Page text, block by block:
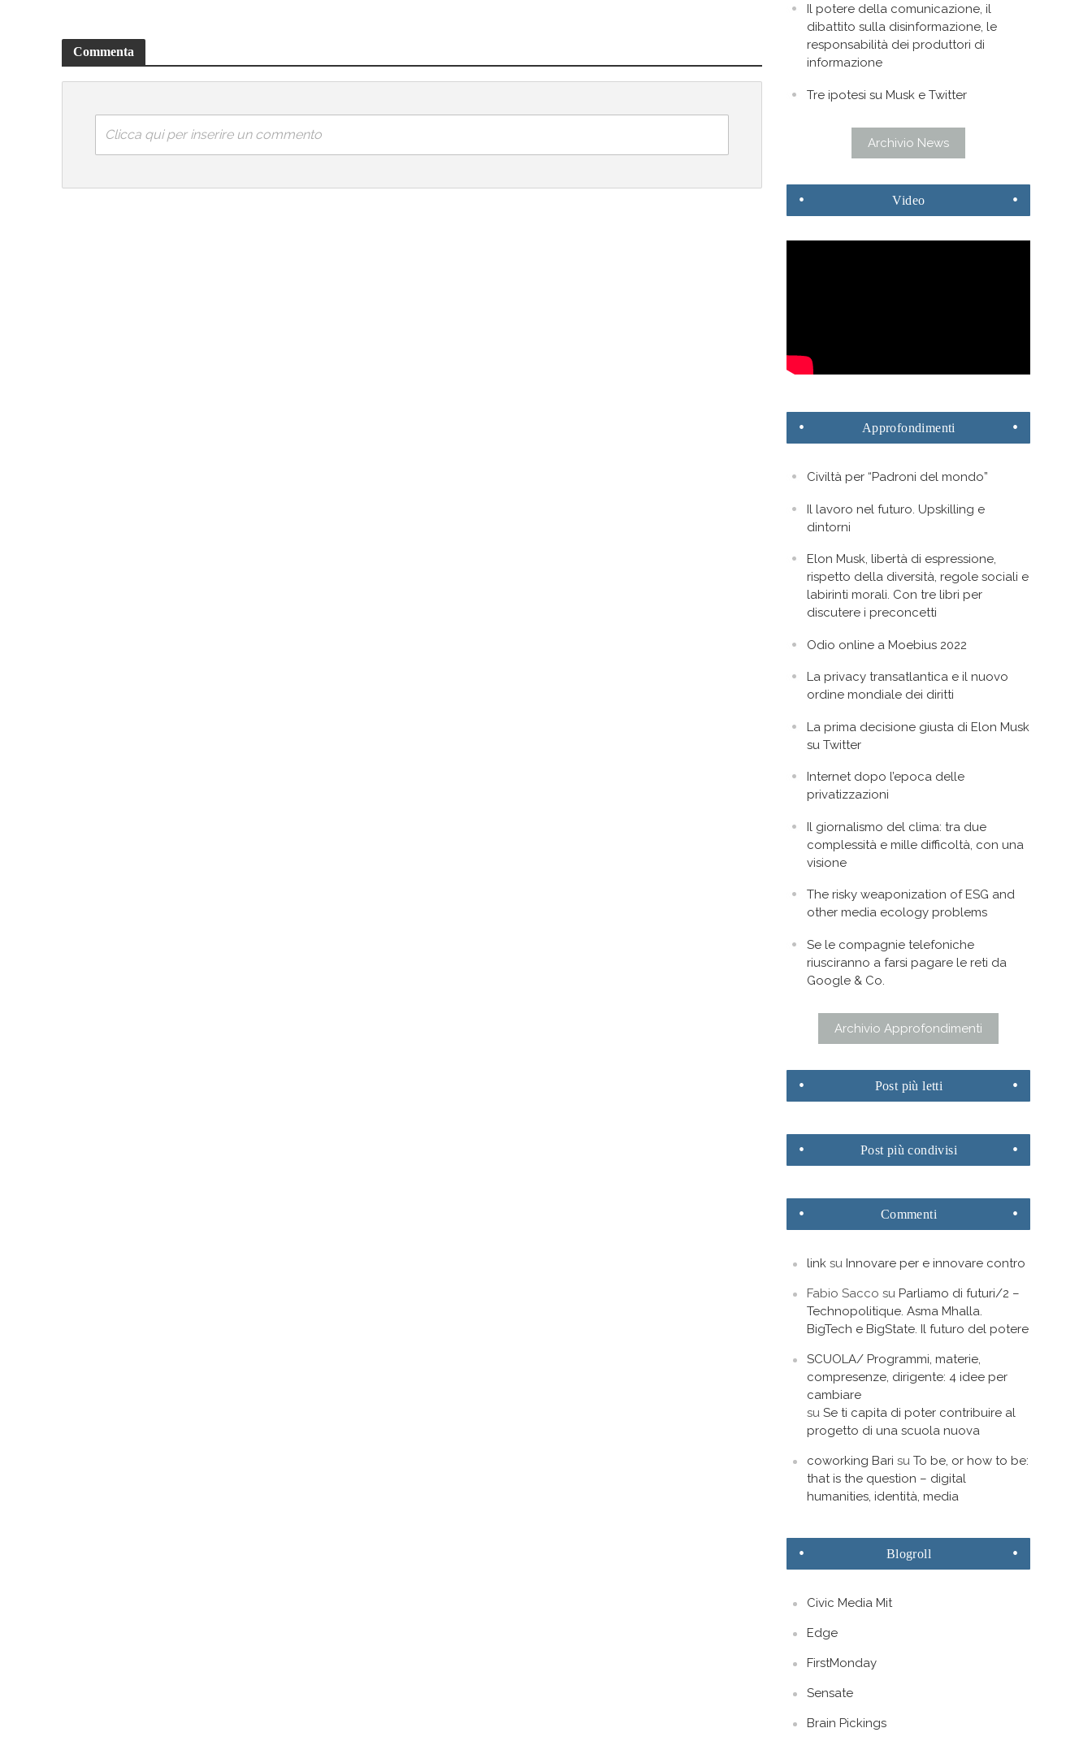
Commenta
Clicca qui per inserire un commento
Il potere della comunicazione, il
dibattito sulla disinformazione, le
responsabilità dei produttori di
informazione
Tre ipotesi su Musk e Twitter
Archivio News
Video
Approfondimenti
Civiltà per “Padroni del mondo”
Il lavoro nel futuro. Upskilling e
dintorni
Elon Musk, libertà di espressione,
rispetto della diversità, regole sociali e
labirinti morali. Con tre libri per
discutere i preconcetti
Odio online a Moebius 2022
La privacy transatlantica e il nuovo
ordine mondiale dei diritti
La prima decisione giusta di Elon Musk
su Twitter
Internet dopo l’epoca delle
privatizzazioni
Il giornalismo del clima: tra due
complessità e mille difficoltà, con una
visione
The risky weaponization of ESG and
other media ecology problems
Se le compagnie telefoniche
riusciranno a farsi pagare le reti da
Google & Co.
Archivio Approfondimenti
Post più letti
Post più condivisi
Commenti
link su Innovare per e innovare contro
Fabio Sacco su Parliamo di futuri/2 –
Technopolitique. Asma Mhalla.
BigTech e BigState. Il futuro del potere
SCUOLA/ Programmi, materie,
compresenze, dirigente: 4 idee per
cambiare
suSe ti capita di poter contribuire al
progetto di una scuola nuova
coworking Bari suTo be, or how to be:
that is the question – digital
humanities, identità, media
Blogroll
Civic Media Mit
Edge
FirstMonday
Sensate
Brain Pickings